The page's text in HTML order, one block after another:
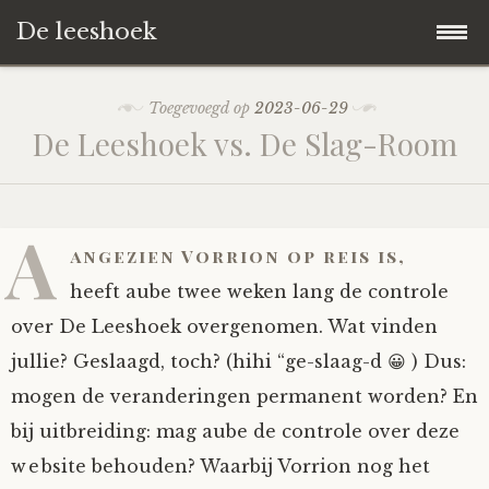
De leeshoek
content
De Leeshoek
Wie zijn we?
Nieuw op de site
Woordenboek
De hele kast
Alternatieve straffen
Instrumenten
HD-Archief
Hoe geef je?
Hoe krijg je?
Alle verhalen
Verhalen van De Leeshoek
Polls
Averechts
Toegevoegd op 2023-06-29
De Leeshoek vs. De Slag-Room
A angezien Vorrion op reis is,
heeft aube twee weken lang de controle
over De Leeshoek overgenomen. Wat vinden
jullie? Geslaagd, toch? (hihi “ge-slaag-d 😀 ) Dus:
mogen de veranderingen permanent worden? En
bij uitbreiding: mag aube de controle over deze
website behouden? Waarbij Vorrion nog het